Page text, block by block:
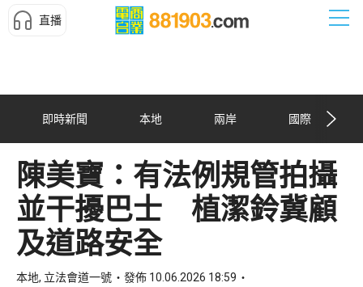
直播
即時新聞 本地 兩岸 國際
陳美寶：有法例規管拍攝
並干擾巴士 植潔鈴冀顧
及道路安全
本地, 立法會道一號
發佈 10.06.2026 18:59